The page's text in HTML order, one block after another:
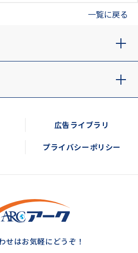
一覧に戻る
広告ライブラリ
プライバシーポリシー
せはお気軽にどうぞ！